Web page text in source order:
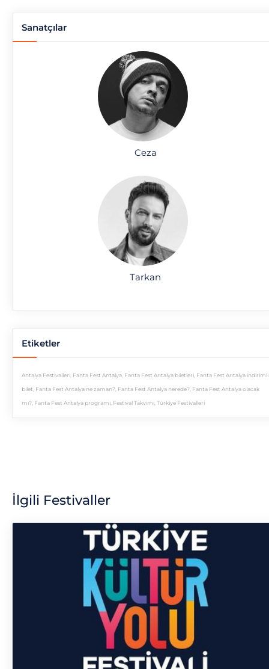
Sanatçılar
Ceza
Tarkan
Etiketler
Antalya Festivalleri Fanta Fest Antalya Fanta Fest Antalya biletleri Fanta Fest Antalya indirimli
bilet Fanta Fest Antalya ne zaman? Fanta Fest Antalya nerede? Fanta Fest Antalya olacak
mı? Fanta Fest Antalya programı Festival Takvimi Türkiye Festivalleri
İlgili Festivaller